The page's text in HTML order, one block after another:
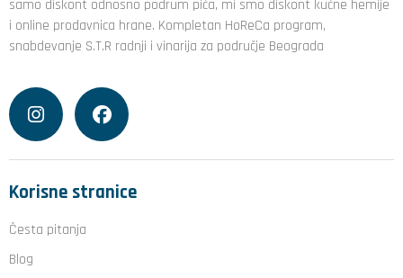
samo diskont odnosno podrum pića, mi smo diskont kućne hemije
i online prodavnica hrane. Kompletan HoReCa program,
snabdevanje S.T.R radnji i vinarija za područje Beograda
Korisne stranice
Česta pitanja
Blog